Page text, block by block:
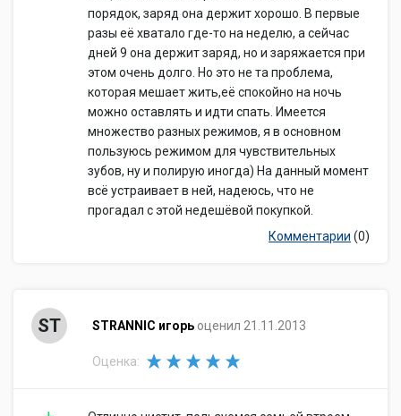
порядок, заряд она держит хорошо. В первые
разы её хватало где-то на неделю, а сейчас
дней 9 она держит заряд, но и заряжается при
этом очень долго. Но это не та проблема,
которая мешает жить,её спокойно на ночь
можно оставлять и идти спать. Имеется
множество разных режимов, я в основном
пользуюсь режимом для чувствительных
зубов, ну и полирую иногда) На данный момент
всё устраивает в ней, надеюсь, что не
прогадал с этой недешёвой покупкой.
Комментарии (0)
ST STRANNIC игорь оценил 21.11.2013
Оценка: